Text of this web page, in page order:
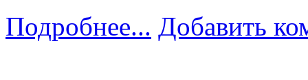
Подробнее... Добавить